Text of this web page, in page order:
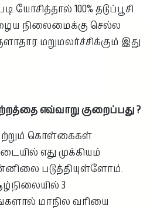
100% தடுப்பூசி
நிலைமைக்கு செல்ல
மறுமலர்ச்சிக்கும் இது
எவ்வாறு குறைப்பது ?
கொள்கைகள்
எது முக்கியம்
படுத்தியுள்ளோம்.
3
மாநில வரியை